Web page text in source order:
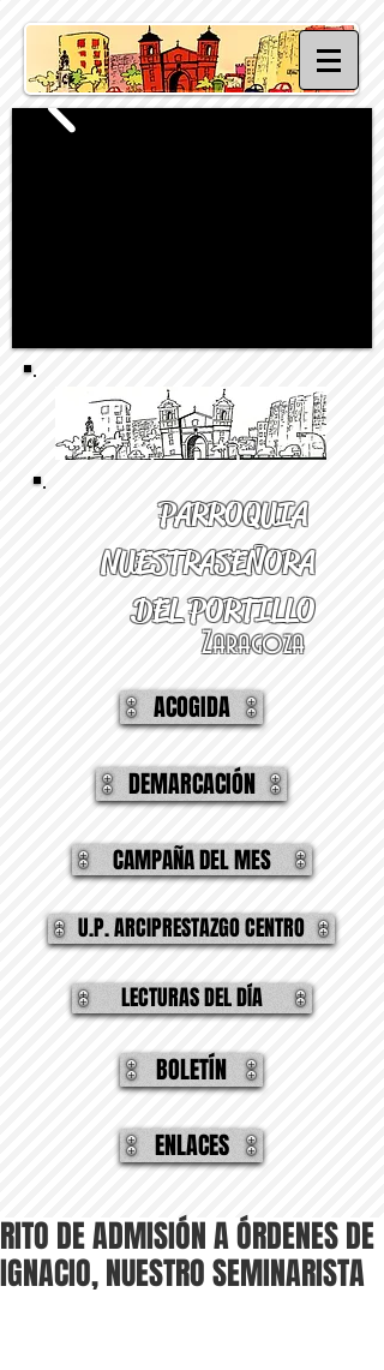
PARROQUIA
NUESTRASEÑORA
DEL PORTILLO
Zaragoza
ACOGIDA
DEMARCACIÓN
CAMPAÑA DEL MES
U.P. ARCIPRESTAZGO CENTRO
LECTURAS DEL DÍA
BOLETÍN
ENLACES
RITO DE ADMISIÓN A ÓRDENES DE
IGNACIO, NUESTRO SEMINARISTA